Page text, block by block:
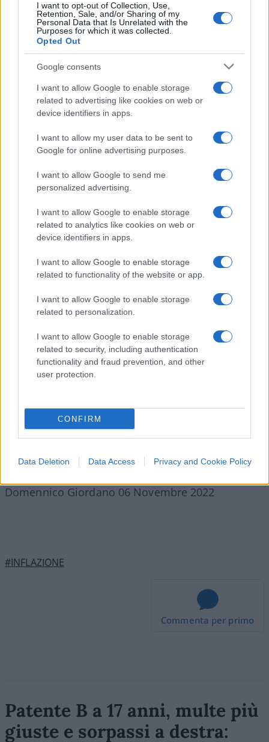
I want to opt-out of Collection, Use,
Retention, Sale, and/or Sharing of my
Personal Data that Is Unrelated with the
Purposes for which it was collected.
Opted Out
Google consents
I want to allow Google to enable storage
related to advertising like cookies on web or
device identifiers in apps.
I want to allow my user data to be sent to
Google for online advertising purposes.
I want to allow Google to send me
personalized advertising.
I want to allow Google to enable storage
related to analytics like cookies on web or
device identifiers in apps.
I want to allow Google to enable storage
related to functionality of the website or app.
I want to allow Google to enable storage
related to personalization.
I want to allow Google to enable storage
related to security, including authentication
functionality and fraud prevention, and other
user protection.
CONFIRM
Data Deletion Data Access Privacy and Cookie Policy
Un terzo indicatoreche la dice lunga sulle
ragioni della ricerca lo fornisce l’elenco degli
argomenti correlati con la chiave di ricerca
cercati, troviamo“buono del tesoro pluriennali
mentre al sesto, tragli argomenti correlati in
pensioni”.
Insomma, due diffuse preoccupazioni di un
pubblico specifico, quello dei pensionati, che
costante crescita dell’erosione del potere
d’acquisto delle rendite
Domennico Giordano 06 Novembre 2022
#INFLAZIONE
Commenta per primo
Patente B a 17 anni, multe più
giuste e sorpassi a destra: